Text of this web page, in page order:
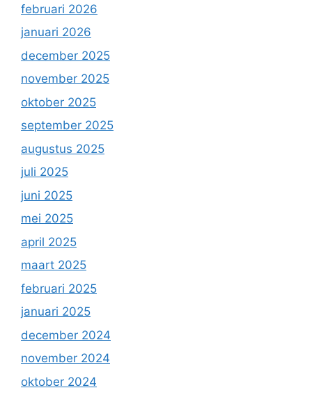
februari 2026
januari 2026
december 2025
november 2025
oktober 2025
september 2025
augustus 2025
juli 2025
juni 2025
mei 2025
april 2025
maart 2025
februari 2025
januari 2025
december 2024
november 2024
oktober 2024